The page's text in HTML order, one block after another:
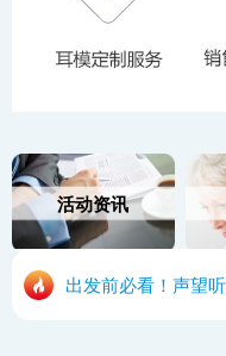
活动资讯
出发前必看！声望